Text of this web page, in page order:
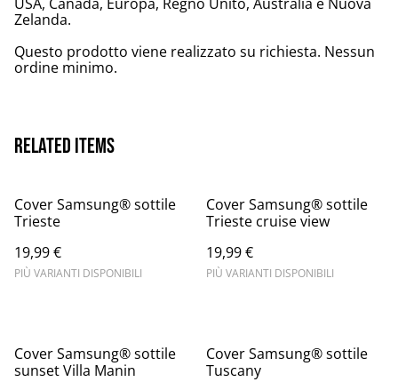
Zelanda.
Questo prodotto viene realizzato su richiesta. Nessun
ordine minimo.
Related items
Cover Samsung® sottile
Trieste
19,99 €
PIÙ VARIANTI DISPONIBILI
Cover Samsung® sottile
Trieste cruise view
19,99 €
PIÙ VARIANTI DISPONIBILI
Cover Samsung® sottile
sunset Villa Manin
Cover Samsung® sottile
Tuscany